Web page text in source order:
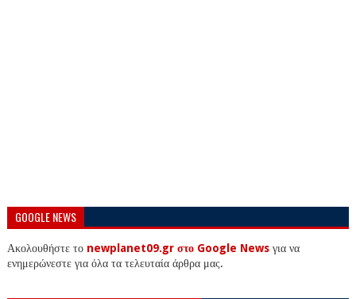
GOOGLE NEWS
Ακολουθήστε το newplanet09.gr στο Google Newsγια να
ενημερώνεστε για όλα τα τελευταία άρθρα μας.